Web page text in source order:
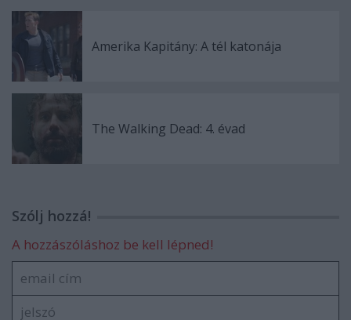
Amerika Kapitány: A tél katonája
The Walking Dead: 4. évad
Szólj hozzá!
A hozzászóláshoz be kell lépned!